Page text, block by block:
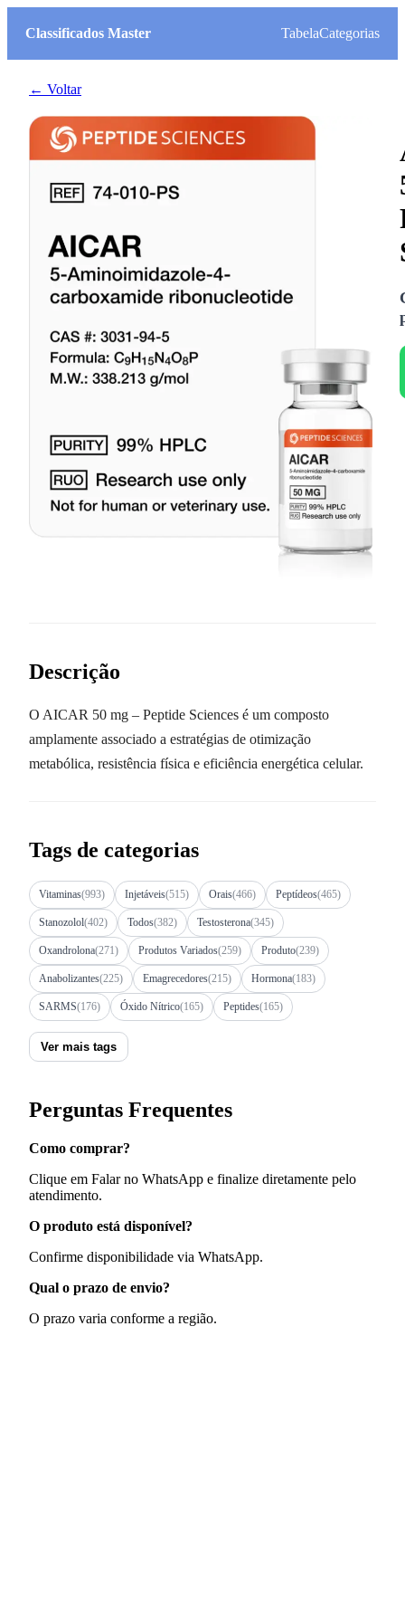
Classificados Master TabelaCategorias
← Voltar
Descrição
O AICAR 50 mg – Peptide Sciences é um composto
amplamente associado a estratégias de otimização
metabólica, resistência física e eficiência energética celular.
Tags de categorias
Vitaminas(993) Injetáveis(515) Orais(466) Peptídeos(465)
Stanozolol(402) Todos(382) Testosterona(345)
Oxandrolona(271) Produtos Variados(259) Produto(239)
Anabolizantes(225) Emagrecedores(215) Hormona(183)
SARMS(176) Óxido Nítrico(165) Peptides(165)
Ver mais tags
Perguntas Frequentes
Como comprar?
Clique em Falar no WhatsApp e finalize diretamente pelo
atendimento.
O produto está disponível?
Confirme disponibilidade via WhatsApp.
Qual o prazo de envio?
O prazo varia conforme a região.